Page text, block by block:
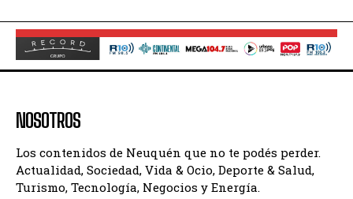
NOSOTROS
Los contenidos de Neuquén que no te podés perder.
Actualidad, Sociedad, Vida & Ocio, Deporte & Salud,
Turismo, Tecnología, Negocios y Energía.